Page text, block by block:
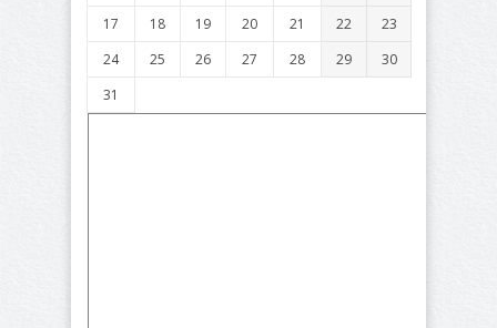
17
18 19 20 21 22
23
24
25 26 27 28 29
30
31